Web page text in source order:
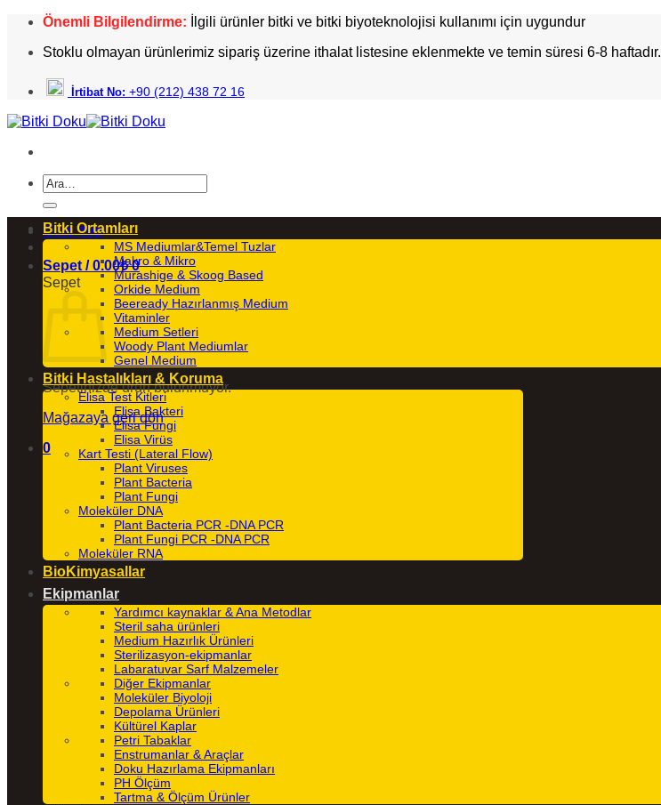
İçeriğeÖnemli Bilgilendirme: İlgili ürünler bitki ve bitki biyoteknolojisi kullanımı için uygundur
Stoklu olmayan ürünlerimiz sipariş üzerine ithalat listesine eklenmekte ve temin süresi 6-8 haftadır.
İrtibat No: +90 (212) 438 72 16
Ara:
Giriş Yap
Sepet /0.00₺ 0
Sepet
Sepetinizde ürün bulunmuyor.
Mağazaya geri dön
0
Bitki Ortamları
MS Mediumlar&Temel Tuzlar
Makro & Mikro
Murashige & Skoog Based
Orkide Medium
Beeready Hazırlanmış Medium
Vitaminler
Medium Setleri
Woody Plant Mediumlar
Genel Medium
Bitki Hastalıkları & Koruma
Elisa Test Kitleri
Elisa Bakteri
Elisa Fungi
Elisa Virüs
Kart Testi (Lateral Flow)
Plant Viruses
Plant Bacteria
Plant Fungi
Moleküler DNA
Plant Bacteria PCR -DNA PCR
Plant Fungi PCR -DNA PCR
Moleküler RNA
BioKimyasallar
Ekipmanlar
Yardımcı kaynaklar & Ana Metodlar
Steril saha ürünleri
Medium Hazırlık Ürünleri
Sterilizasyon-ekipmanlar
Labaratuvar Sarf Malzemeler
Diğer Ekipmanlar
Moleküler Biyoloji
Depolama Ürünleri
Kültürel Kaplar
Petri Tabaklar
Enstrumanlar & Araçlar
Doku Hazırlama Ekipmanları
PH Ölçüm
Tartma & Ölçüm Ürünler